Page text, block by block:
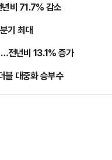
비 71.7% 감소
기 최대
전년비 13.1% 증가
블 대중화 승부수